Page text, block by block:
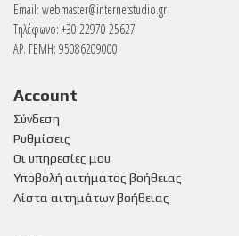
Email: webmaster@internetstudio.gr
Τηλέφωνο: +30 22970 25627
ΑΡ. ΓΕΜΗ: 95086209000
Account
Σύνδεση
Ρυθμίσεις
Οι υπηρεσίες μου
Υποβολή αιτήματος βοήθειας
Λίστα αιτημάτων βοήθειας